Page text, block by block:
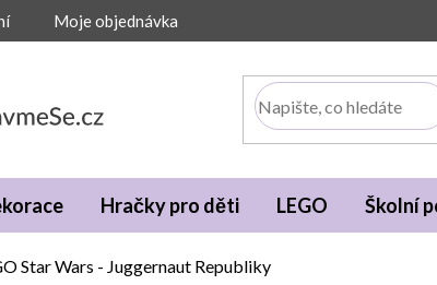
Moje objednávka
Hračky pro děti LEGO Školní
Star Wars - Juggernaut Republiky